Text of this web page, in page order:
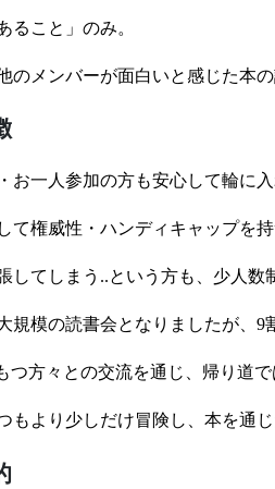
ること」のみ。
のメンバーが面白いと感じた本
お一人参加の方も安心して輪に
て権威性・ハンディキャップを
してしまう..という方も、少人数
規模の読書会となりましたが、9
つ方々との交流を通じ、帰り道
もより少しだけ冒険し、本を通